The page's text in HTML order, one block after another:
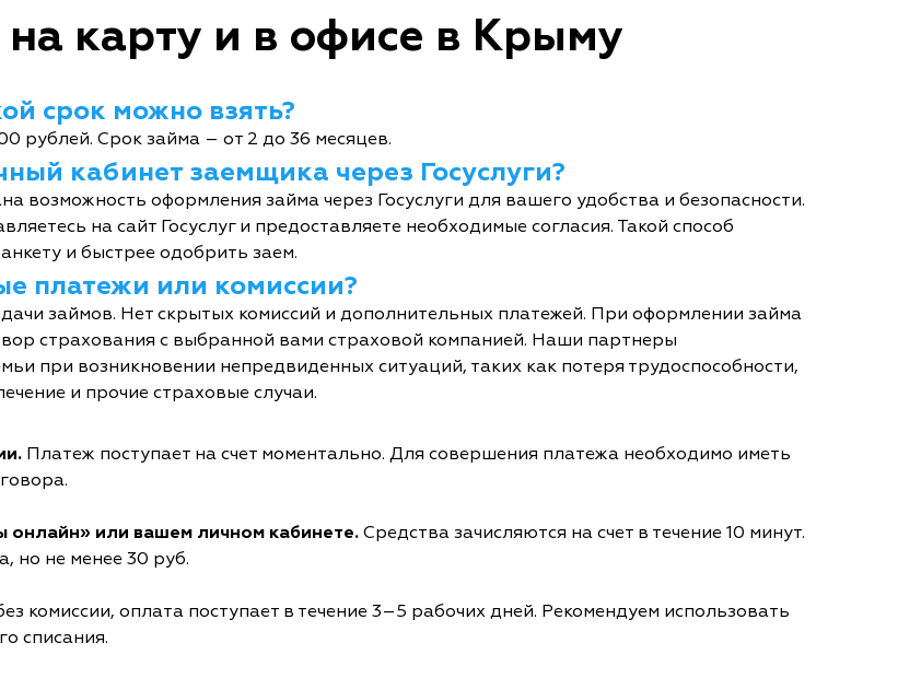
карту и в офисе в Крыму
срок можно взять?
рублей. Срок займа – от 2 до 36 месяцев.
кабинет заемщика через Госуслуги?
возможность оформления займа через Госуслуги для вашего удобства и безопасности.
на сайт Госуслуг и предоставляете необходимые согласия. Такой способ
и быстрее одобрить заем.
платежи или комиссии?
займов. Нет скрытых комиссий и дополнительных платежей. При оформлении займа
страхования с выбранной вами страховой компанией. Наши партнеры
при возникновении непредвиденных ситуаций, таких как потеря трудоспособности,
и прочие страховые случаи.
Платеж поступает на счет моментально. Для совершения платежа необходимо иметь
или вашем личном кабинете. Средства зачисляются на счет в течение 10 минут.
но не менее 30 руб.
комиссии, оплата поступает в течение 3–5 рабочих дней. Рекомендуем использовать
списания.